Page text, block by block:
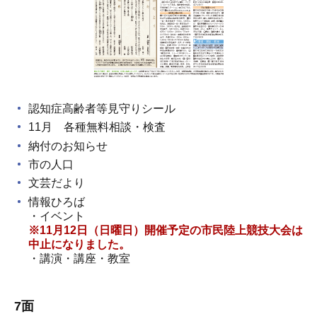
認知症高齢者等見守りシール
11月 各種無料相談・検査
納付のお知らせ
市の人口
文芸だより
情報ひろば
・イベント
※11月12日（日曜日）開催予定の市民陸上競技大会は
中止になりました。
・講演・講座・教室
7面